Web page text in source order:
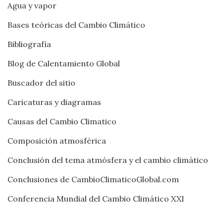
Agua y vapor
Bases teóricas del Cambio Climático
Bibliografía
Blog de Calentamiento Global
Buscador del sitio
Caricaturas y diagramas
Causas del Cambio Climatico
Composición atmosférica
Conclusión del tema atmósfera y el cambio climático
Conclusiones de CambioClimaticoGlobal.com
Conferencia Mundial del Cambio Climático XXI